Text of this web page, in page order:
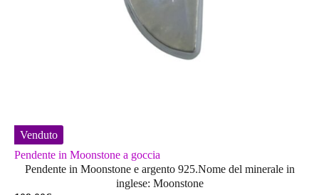
Venduto
Pendente in Moonstone a goccia
Pendente in Moonstone e argento 925.Nome del minerale in
inglese: Moonstone